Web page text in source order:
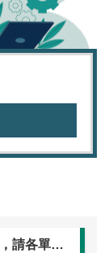
114年全國圖書館統計調查即日起開始，請各單位協助於本（115）年5月25日前完成統計資訊填報（延長至7月10日）